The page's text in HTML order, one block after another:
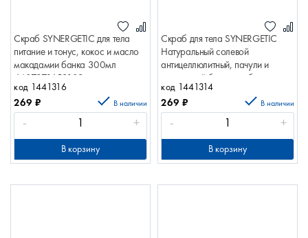
Скраб SYNERGETIC для тела
питание и тонус, кокос и масло
макадамии банка 300мл
4607971453109
код 1441316
269 ₽ В наличии
- +
В корзину
Скраб для тела SYNERGETIC
Натуральный солевой
антицеллюлитный, пачули и
ароматный бергамот банка
300мл 4607971452737
код 1441314
269 ₽ В наличии
- +
В корзину